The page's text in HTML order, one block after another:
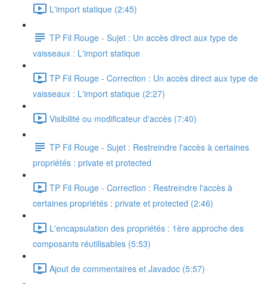
L'import statique (2:45)
TP Fil Rouge - Sujet : Un accès direct aux type de
vaisseaux : L'import statique
TP Fil Rouge - Correction : Un accès direct aux type de
vaisseaux : L'import statique (2:27)
Visibilité ou modificateur d'accès (7:40)
TP Fil Rouge - Sujet : Restreindre l'accès à certaines
propriétés : private et protected
TP Fil Rouge - Correction : Restreindre l'accès à
certaines propriétés : private et protected (2:46)
L'encapsulation des propriétés : 1ère approche des
composants réutilisables (5:53)
Ajout de commentaires et Javadoc (5:57)